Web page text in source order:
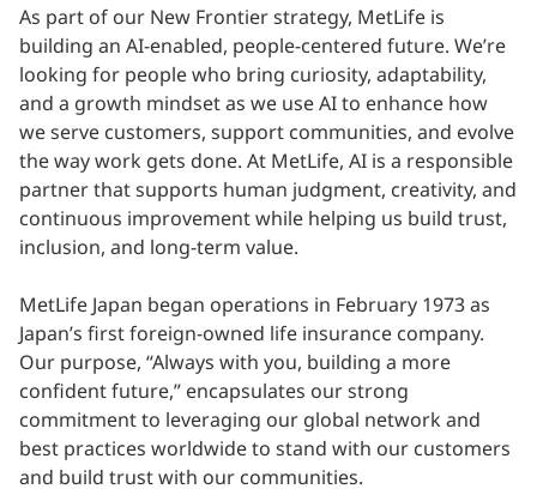
As part of our New Frontier strategy, MetLife is
building an AI-enabled, people-centered future. We’re
looking for people who bring curiosity, adaptability,
and a growth mindset as we use AI to enhance how
we serve customers, support communities, and evolve
the way work gets done. At MetLife, AI is a responsible
partner that supports human judgment, creativity, and
continuous improvement while helping us build trust,
inclusion, and long-term value.
MetLife Japan began operations in February 1973 as
Japan’s first foreign-owned life insurance company.
Our purpose, “Always with you, building a more
confident future,” encapsulates our strong
commitment to leveraging our global network and
best practices worldwide to stand with our customers
and build trust with our communities.